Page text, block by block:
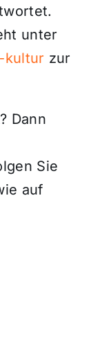
unter
kultur zur
Dann
Sie
auf